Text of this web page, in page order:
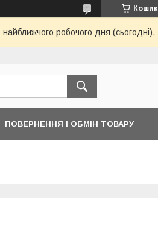
Кошик
робочого дня (сьогодні).
ПОВЕРНЕННЯ І ОБМІН ТОВАРУ